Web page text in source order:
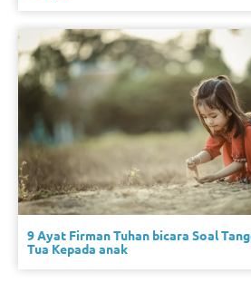
9 Ayat Firman Tuhan bicara Soal
Tua Kepada anak